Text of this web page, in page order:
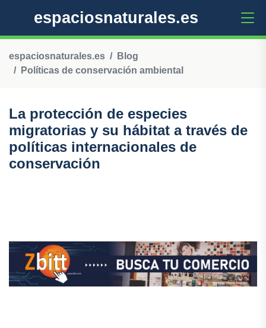
espaciosnaturales.es
espaciosnaturales.es
Blog
Políticas de conservación ambiental
La protección de especies
migratorias y su hábitat a través de
políticas internacionales de
conservación